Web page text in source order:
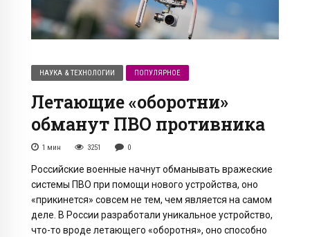
НАУКА & ТЕХНОЛОГИИ ПОПУЛЯРНОЕ
Летающие «оборотни»
обманут ПВО противника
1 мин 3251 0
Российские военные начнут обманывать вражеские
системы ПВО при помощи нового устройства, оно
«прикинется» совсем не тем, чем является на самом
деле. В России разработали уникальное устройство,
что-то вроде летающего «оборотня», оно способно